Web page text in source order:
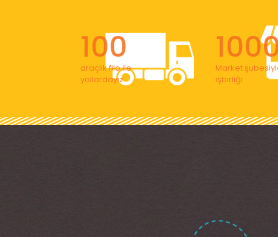
100
araçlık filo ile
yollardayız
Market
işbirliği